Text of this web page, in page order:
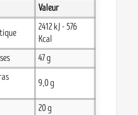
Valeur
2412 kJ - 576
Kcal
47 g
9,0 g
20 g